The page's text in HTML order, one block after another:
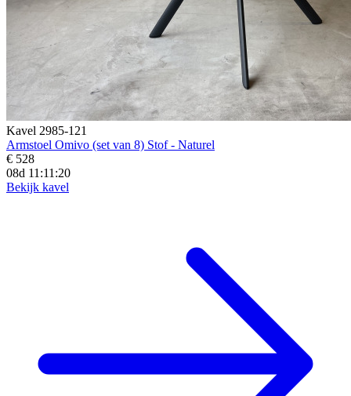
Kavel 2985-121
Armstoel Omivo (set van 8) Stof - Naturel
€ 528
08d 11:11:19
Bekijk kavel